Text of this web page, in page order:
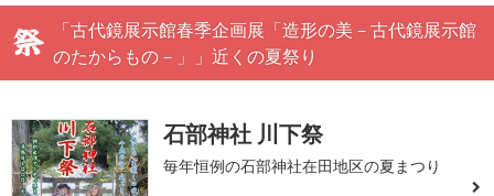
「古代鏡展示館春季企画展「造形の美－古代鏡展示館
のたからもの－」」近くの夏祭り
石部神社 川下祭
毎年恒例の石部神社在田地区の夏まつり